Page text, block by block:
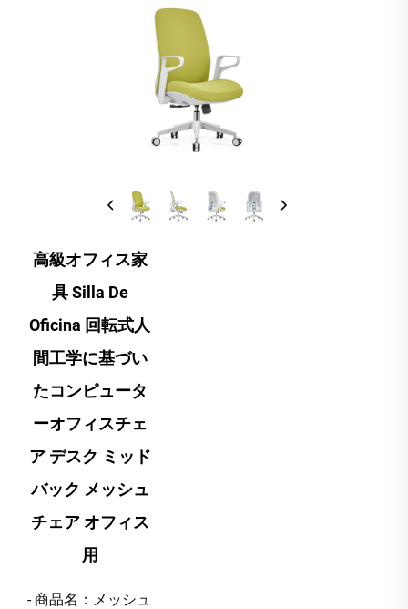
高級オフィス家
具 Silla De
Oficina 回転式人
間工学に基づい
たコンピュータ
ーオフィスチェ
ア デスク ミッド
バック メッシュ
チェア オフィス
用
- 商品名：メッシュ